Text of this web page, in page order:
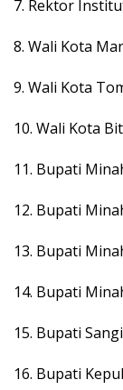
7. Rektor
8. Wali Kota
9. Wali Kota
10. Wali Kota
11. Bupati
12. Bupati
13. Bupati
14. Bupati
15. Bupati
16. Bupati